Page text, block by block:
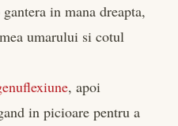
in mana dreapta,
umarului si cotul
, apoi
in picioare pentru a